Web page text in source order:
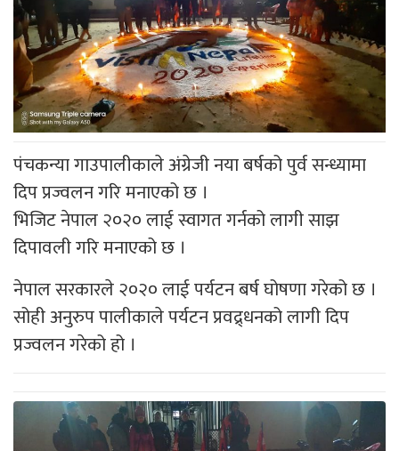
पंचकन्या गाउपालीकाले अंग्रेजी नया बर्षको पुर्व सन्ध्यामा
दिप प्रज्वलन गरि मनाएको छ ।
भिजिट नेपाल २०२० लाई स्वागत गर्नको लागी साझ
दिपावली गरि मनाएको छ ।
नेपाल सरकारले २०२० लाई पर्यटन बर्ष घोषणा गरेको छ ।
सोही अनुरुप पालीकाले पर्यटन प्रवद्र्धनको लागी दिप
प्रज्वलन गरेको हो ।